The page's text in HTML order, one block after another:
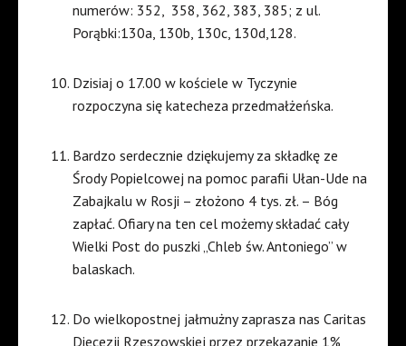
numerów: 352, 358, 362, 383, 385; z ul.
Porąbki:130a, 130b, 130c, 130d,128.
Dzisiaj o 17.00 w kościele w Tyczynie
rozpoczyna się katecheza przedmałżeńska.
Bardzo serdecznie dziękujemy za składkę ze
Środy Popielcowej na pomoc parafii Ułan-Ude na
Zabajkalu w Rosji – złożono 4 tys. zł. – Bóg
zapłać. Ofiary na ten cel możemy składać cały
Wielki Post do puszki „Chleb św. Antoniego” w
balaskach.
Do wielkopostnej jałmużny zaprasza nas Caritas
Diecezji Rzeszowskiej przez przekazanie 1%